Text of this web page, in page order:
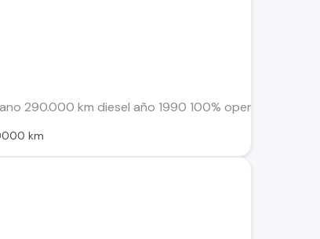
290.000 km diesel año 1990 100% operativo
km